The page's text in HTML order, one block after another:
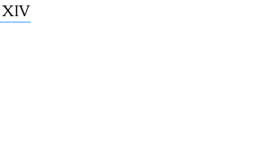
XIV